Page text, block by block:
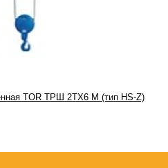
TOR ТРШ 2ТХ6 М (тип HS-Z)